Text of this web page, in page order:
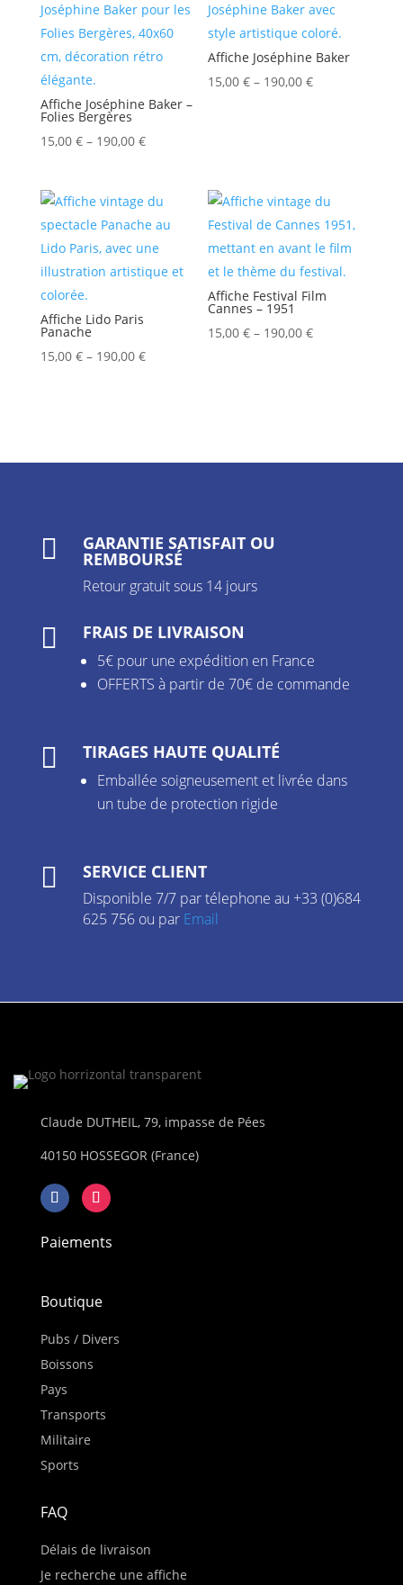
Affiche Joséphine Baker –
Folies Bergères
15,00 €– 190,00 €
Affiche Joséphine Baker
15,00€ – 190,00€
Affiche Lido Paris
Panache
15,00 €– 190,00 €
Affiche Festival Film
Cannes – 1951
15,00€ – 190,00€
 GARANTIE SATISFAIT OU
REMBOURSÉ
Retour gratuit sous 14 jours
 FRAIS DE LIVRAISON
5€ pour une expédition en France
OFFERTS à partir de 70€ de commande
 TIRAGES HAUTE QUALITÉ
Emballée soigneusement et livrée dans
un tube de protection rigide
 SERVICE CLIENT
Disponible 7/7 par télephone au +33 (0)684
625 756 ou par Email
Claude DUTHEIL, 79, impasse de Pées
40150 HOSSEGOR (France)
Paiements
Boutique
Pubs / Divers
Boissons
Pays
Transports
Militaire
Sports
FAQ
Délais de livraison
Je recherche une affiche